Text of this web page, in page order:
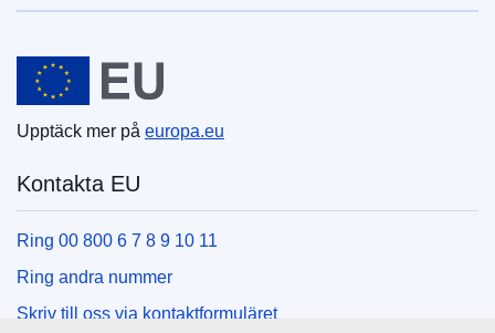
Europeiska unionen
Upptäck mer på europa.eu
Kontakta EU
Ring 00 800 6 7 8 9 10 11
Ring andra nummer
Skriv till oss via kontaktformuläret